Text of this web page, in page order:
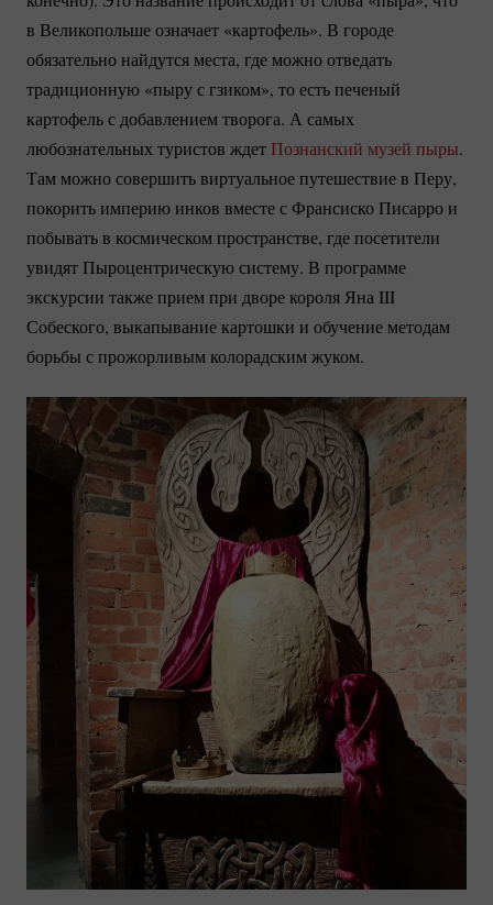
в Великопольше означает «картофель». В городе
обязательно найдутся места, где можно отведать
традиционную «пыру с гзиком», то есть печеный
картофель с добавлением творога. А самых
любознательных туристов ждет Познанский музей пыры.
Там можно совершить виртуальное путешествие в Перу,
покорить империю инков вместе с Франсиско Писарро и
побывать в космическом пространстве, где посетители
увидят Пыроцентрическую систему. В программе
экскурсии также прием при дворе короля Яна III
Собеского, выкапывание картошки и обучение методам
борьбы с прожорливым колорадским жуком.